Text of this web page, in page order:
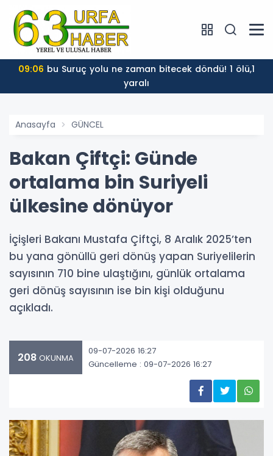
09:06
yaralı
Anasayfa GÜNCEL
Bakan Çiftçi: Günde
ortalama bin Suriyeli
ülkesine dönüyor
İçişleri Bakanı Mustafa Çiftçi, 8 Aralık 2025’ten
bu yana gönüllü geri dönüş yapan Suriyelilerin
sayısının 710 bine ulaştığını, günlük ortalama
geri dönüş sayısının ise bin kişi olduğunu
açıkladı.
208 OKUNMA
09-07-2026 16:27
Güncelleme : 09-07-2026 16:27